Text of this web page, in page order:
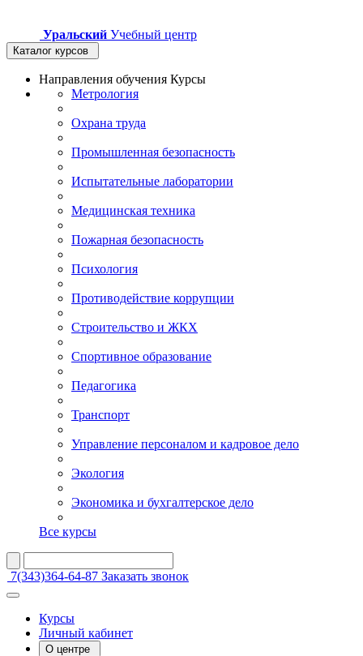
Уральский Учебный центр
Каталог курсов
Направления обучения Курсы
Метрология
Охрана труда
Промышленная безопасность
Испытательные лаборатории
Медицинская техника
Пожарная безопасность
Психология
Противодействие коррупции
Строительство и ЖКХ
Спортивное образование
Педагогика
Транспорт
Управление персоналом и кадровое дело
Экология
Экономика и бухгалтерское дело
Все курсы
7(343)364-64-87 Заказать звонок
Курсы
Личный кабинет
О центре